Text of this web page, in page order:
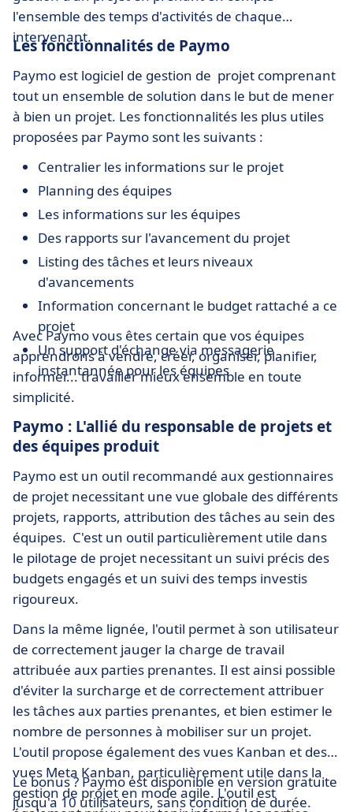
l'ensemble des temps d'activités de chaque
intervenant.
Les fonctionnalités de Paymo
Paymo est logiciel de gestion de projet comprenant
tout un ensemble de solution dans le but de mener
à bien un projet. Les fonctionnalités les plus utiles
proposées par Paymo sont les suivants :
Centralier les informations sur le projet
Planning des équipes
Les informations sur les équipes
Des rapports sur l'avancement du projet
Listing des tâches et leurs niveaux
d'avancements
Information concernant le budget rattaché a ce
projet
Un support d'échange via messagerie
instantannée pour les équipes
Avec Paymo vous êtes certain que vos équipes
apprendrons à vendre, créer, organiser, planifier,
informer... travailler mieux ensemble en toute
simplicité.
Paymo : L'allié du responsable de projets et
des équipes produit
Paymo est un outil recommandé aux gestionnaires
de projet necessitant une vue globale des différents
projets, rapports, attribution des tâches au sein des
équipes. C'est un outil particulièrement utile dans
le pilotage de projet necessitant un suivi précis des
budgets engagés et un suivi des temps investis
rigoureux.
Dans la même lignée, l'outil permet à son utilisateur
de correctement jauger la charge de travail
attribuée aux parties prenantes. Il est ainsi possible
d'éviter la surcharge et de correctement attribuer
les tâches aux parties prenantes, et bien estimer le
nombre de personnes à mobiliser sur un projet.
L'outil propose également des vues Kanban et des
vues Meta Kanban, particulièrement utile dans la
gestion de projet en mode agile. L'outil est
Le bonus ? Paymo est disponible en version gratuite
jusqu'a 10 utilisateurs, sans condition de durée.